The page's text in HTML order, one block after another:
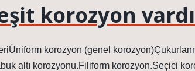
korozyon
korozyon (genel
altı korozyonu.Filiform korozyon.Seçici